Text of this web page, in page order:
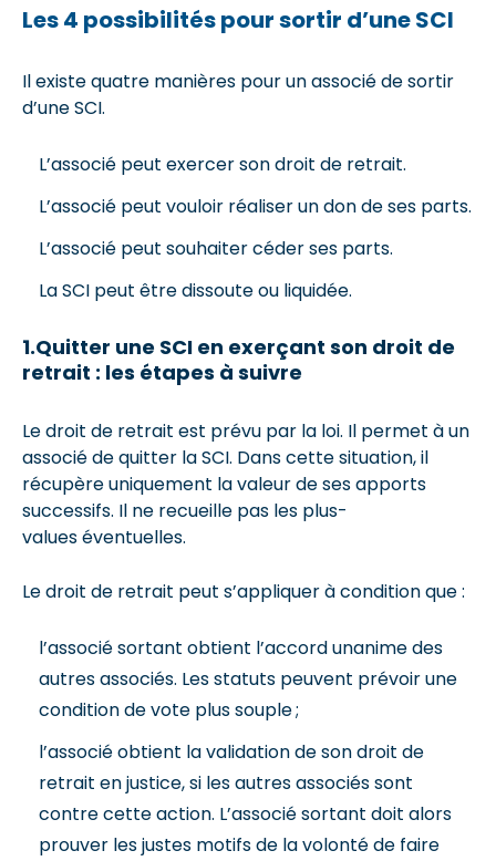
Les 4 possibilités pour sortir d’une SCI
Il existe quatre manières pour un associé de sortir
d’une SCI.
L’associé peut exercer son droit de retrait.
L’associé peut vouloir réaliser un don de ses parts.
L’associé peut souhaiter céder ses parts.
La SCI peut être dissoute ou liquidée.
1.Quitter une SCI en exerçant son droit de
retrait : les étapes à suivre
Le droit de retrait est prévu par la loi. Il permet à un
associé de quitter la SCI. Dans cette situation, il
récupère uniquement la valeur de ses apports
successifs. Il ne recueille pas les plus-
values éventuelles.
Le droit de retrait peut s’appliquer à condition que :
l’associé sortant obtient l’accord unanime des
autres associés. Les statuts peuvent prévoir une
condition de vote plus souple ;
l’associé obtient la validation de son droit de
retrait en justice, si les autres associés sont
contre cette action. L’associé sortant doit alors
prouver les justes motifs de la volonté de faire